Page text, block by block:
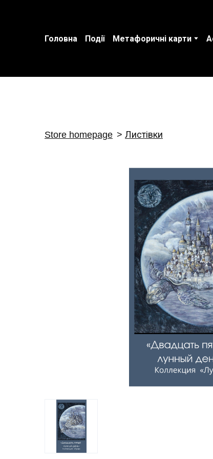
Головна Події Метафоричні карти
Store homepage Листівки